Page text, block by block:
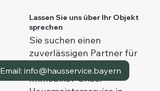
Lassen Sie uns über Ihr Objekt
sprechen
Sie suchen einen
zuverlässigen Partner für
die Betreuung Ihrer
Immobilie? Unser
Tel. 0163-7543870
Email: info@hausservice.bayern